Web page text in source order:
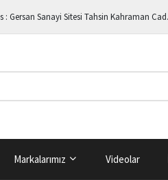
: Gersan Sanayi Sitesi Tahsin Kahraman
Markalarımız Videolar